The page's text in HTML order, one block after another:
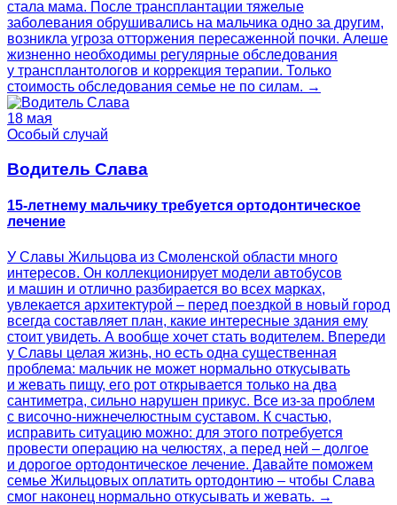
стала мама. После трансплантации тяжелые
заболевания обрушивались на мальчика одно за другим,
возникла угроза отторжения пересаженной почки. Алеше
жизненно необходимы регулярные обследования
у трансплантологов и коррекция терапии. Только
стоимость обследования семье не по силам. →
18 мая
Особый случай
Водитель Слава
15-летнему мальчику требуется ортодонтическое
лечение
У Славы Жильцова из Смоленской области много
интересов. Он коллекционирует модели автобусов
и машин и отлично разбирается во всех марках,
увлекается архитектурой – перед поездкой в новый город
всегда составляет план, какие интересные здания ему
стоит увидеть. А вообще хочет стать водителем. Впереди
у Славы целая жизнь, но есть одна существенная
проблема: мальчик не может нормально откусывать
и жевать пищу, его рот открывается только на два
сантиметра, сильно нарушен прикус. Все из-за проблем
с височно-нижнечелюстным суставом. К счастью,
исправить ситуацию можно: для этого потребуется
провести операцию на челюстях, а перед ней – долгое
и дорогое ортодонтическое лечение. Давайте поможем
семье Жильцовых оплатить ортодонтию – чтобы Слава
смог наконец нормально откусывать и жевать. →